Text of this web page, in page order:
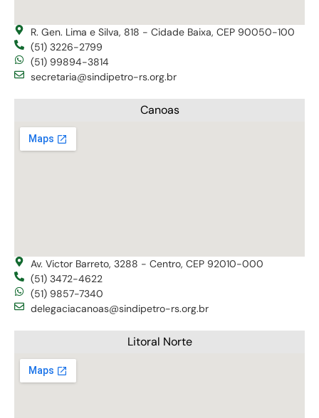
R. Gen. Lima e Silva, 818 - Cidade Baixa, CEP 90050-100
(51) 3226-2799
(51) 99894-3814
secretaria@sindipetro-rs.org.br
Canoas
Av. Victor Barreto, 3288 - Centro, CEP 92010-000
(51) 3472-4622
(51) 9857-7340
delegaciacanoas@sindipetro-rs.org.br
Litoral Norte